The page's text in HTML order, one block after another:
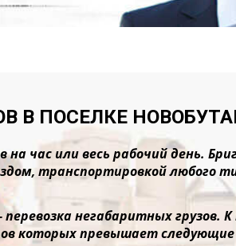
В ПОСЕЛКЕ
час или весь рабочий день.
транспортировкой любого
негабаритных грузов.
которых превышает следующие